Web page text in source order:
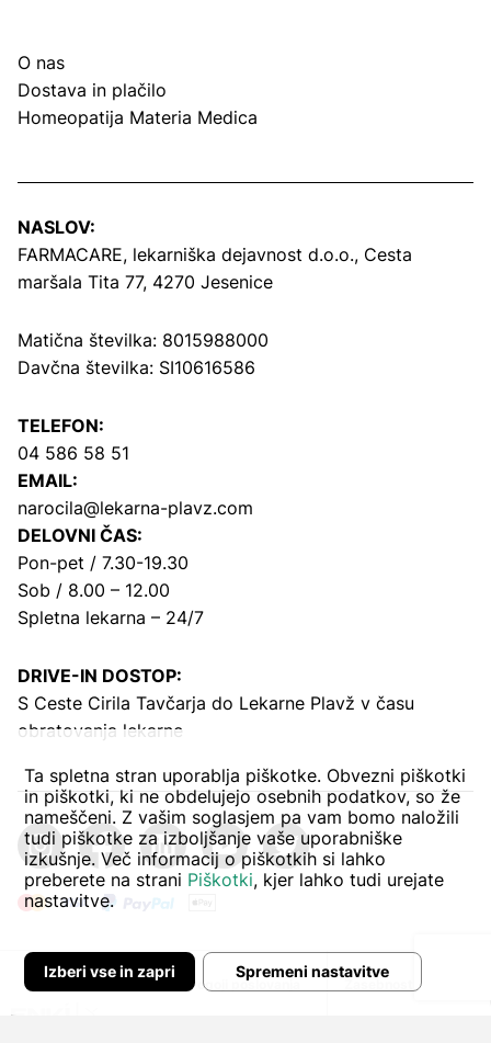
O nas
Dostava in plačilo
Homeopatija Materia Medica
NASLOV:
FARMACARE, lekarniška dejavnost d.o.o., Cesta
maršala Tita 77, 4270 Jesenice
Matična številka: 8015988000
Davčna številka: SI10616586
TELEFON:
04 586 58 51
EMAIL:
narocila@lekarna-plavz.com
DELOVNI ČAS:
Pon-pet / 7.30-19.30
Sob / 8.00 – 12.00
Spletna lekarna – 24/7
DRIVE-IN DOSTOP:
S Ceste Cirila Tavčarja do Lekarne Plavž v času
obratovanja lekarne
Pogoji poslovanja Zasebnost in piškoti
Ta spletna stran uporablja piškotke. Obvezni piškotki
in piškotki, ki ne obdelujejo osebnih podatkov, so že
nameščeni. Z vašim soglasjem pa vam bomo naložili
tudi piškotke za izboljšanje vaše uporabniške
izkušnje. Več informacij o piškotkih si lahko
preberete na strani Piškotki, kjer lahko tudi urejate
nastavitve.
Spremeni nastavitve
Izberi vse in zapri